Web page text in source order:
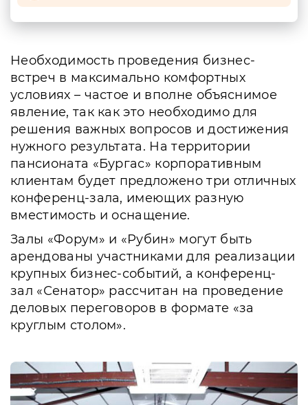
Необходимость проведения бизнес-
встреч в максимально комфортных
условиях – частое и вполне объяснимое
явление, так как это необходимо для
решения важных вопросов и достижения
нужного результата. На территории
пансионата «Бургас» корпоративным
клиентам будет предложено три отличных
конференц-зала, имеющих разную
вместимость и оснащение.
Залы «Форум» и «Рубин» могут быть
арендованы участниками для реализации
крупных бизнес-событий, а конференц-
зал «Сенатор» рассчитан на проведение
деловых переговоров в формате «за
круглым столом».